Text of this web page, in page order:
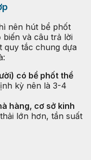
nên hút bể phốt
biến và câu trả lời
quy tắc chung dựa
có bể phốt thể
kỳ nên là 3-4
hàng, cơ sở kinh
lớn hơn, tần suất